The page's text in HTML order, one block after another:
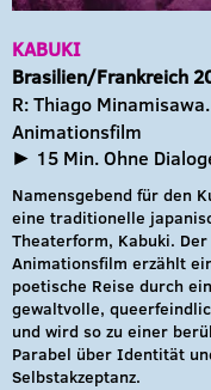
KABUKI
Brasilien/Frankreich
R: Thiago Minamisawa.
Animationsfilm
► 15 Min. Ohne
Namensgebend für den
eine traditionelle
Theaterform, Kabuki. Der
Animationsfilm erzählt
poetische Reise durch
gewaltvolle,
und wird so zu einer
Parabel über Identität
Selbstakzeptanz.